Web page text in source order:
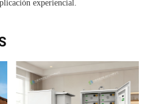
experiencial.